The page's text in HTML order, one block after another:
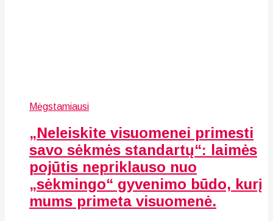
Mėgstamiausi
„Neleiskite visuomenei primesti
savo sėkmės standartų“: laimės
pojūtis nepriklauso nuo
„sėkmingo“ gyvenimo būdo, kurį
mums primeta visuomenė.